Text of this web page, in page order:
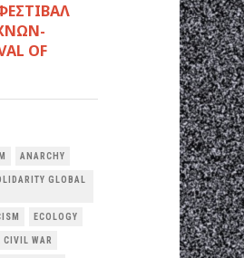
OF
ANARCHY
GLOBAL
ECOLOGY
CIVIL WAR